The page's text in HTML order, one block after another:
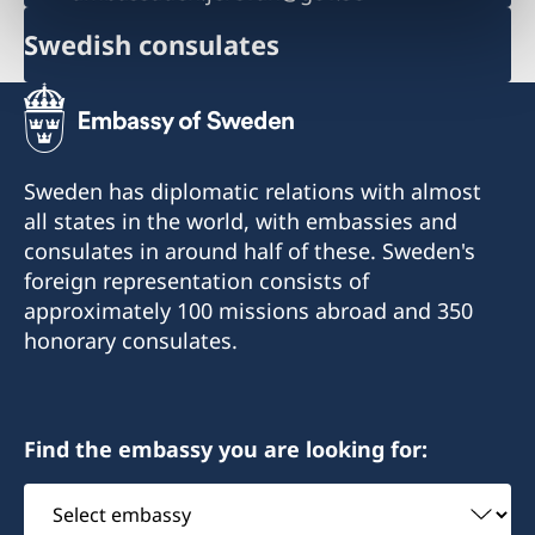
Swedish consulates
Sweden has diplomatic relations with almost
all states in the world, with embassies and
consulates in around half of these. Sweden's
foreign representation consists of
approximately 100 missions abroad and 350
honorary consulates.
Find the embassy you are looking for:
Select
embassy